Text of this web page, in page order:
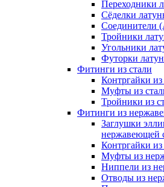
Переходники
Сёделки
Соединители
Тройники
Угольники
Футорки
Фитинги из стали
Контргайки из
Муфты из
Тройники из
Фитинги из
Заглушки
нержавеющей
Контргайки
Муфты из
Ниппели из
Отводы из